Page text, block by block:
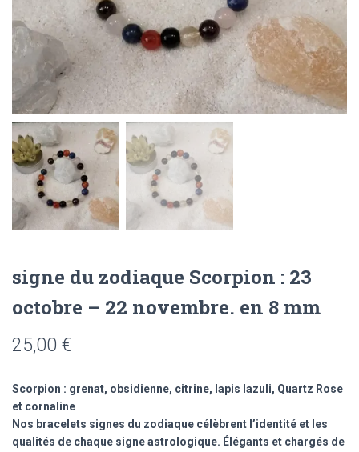
signe du zodiaque Scorpion : 23
octobre – 22 novembre. en 8 mm
25,00 €
Scorpion : grenat, obsidienne, citrine, lapis lazuli, Quartz Rose
et cornaline
Nos bracelets signes du zodiaque célèbrent l’identité et les
qualités de chaque signe astrologique. Élégants et chargés de